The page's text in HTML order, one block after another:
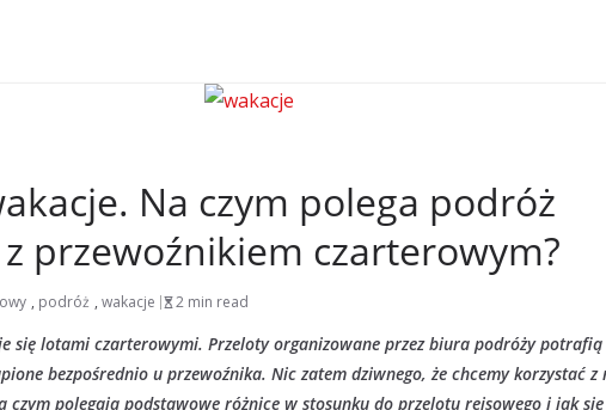
Na czym polega podróż
przewoźnikiem czarterowym?
, podróż , wakacje 2 min read
się lotami czarterowymi. Przeloty organizowane przez biura podróży
bezpośrednio u przewoźnika. Nic zatem dziwnego, że chcemy korzystać z
czym polegają podstawowe różnice w stosunku do przelotu rejsowego i jak się